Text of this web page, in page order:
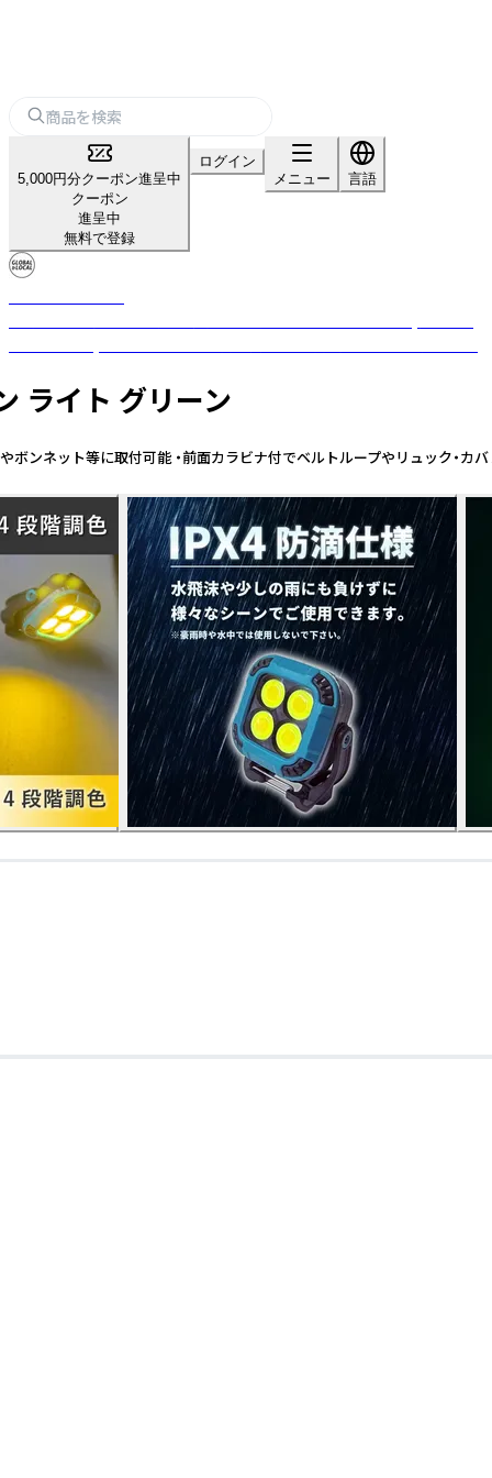
5,000円分クーポン進呈中
クーポン
進呈中
無料で登録
ログイン
メニュー
言語
ライト グリーン
ネット等に取付可能 ・前面カラビナ付でベルトループやリュッ